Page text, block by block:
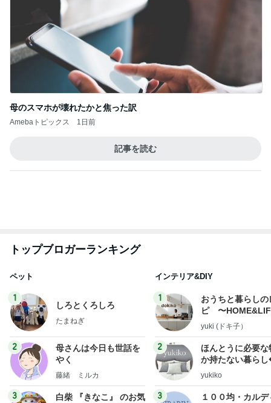
母のスマホが壊れたかと焦った訳
Amebaトピックス 1日前
記事を読む
トップブロガーランキング
ペット
1
しろとくろしろ
たまねぎ
2
母さんは今日も世話を
やく
藤緒 ミルカ
3
白柴 『きなこ』 のお気
インテリア&DIY
1
おうちと暮らしの
ピ 〜
yuki (ドキ子）
2
ほんとうに必要な
か持たない暮ら
ep Life Simple◆
yukiko
3
１００均・カルデ